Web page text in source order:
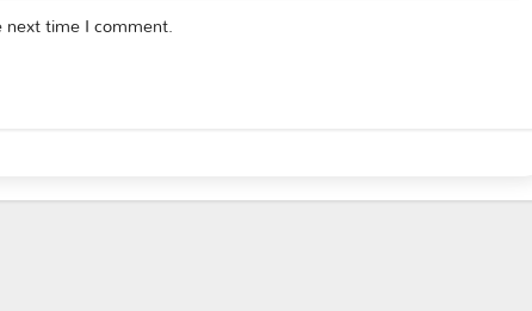
next time I comment.